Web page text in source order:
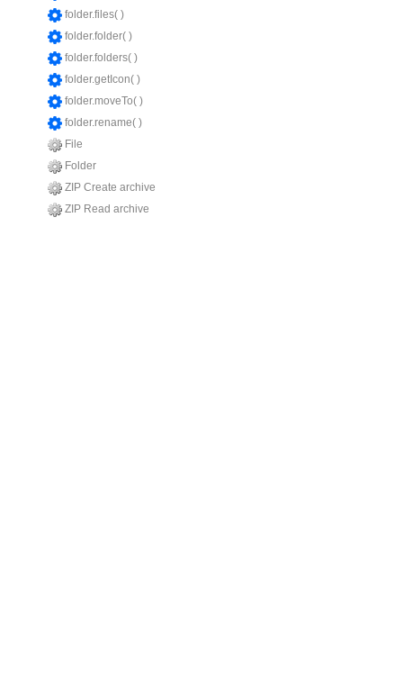
folder.files( )
folder.folder( )
folder.folders( )
folder.getIcon( )
folder.moveTo( )
folder.rename( )
File
Folder
ZIP Create archive
ZIP Read archive